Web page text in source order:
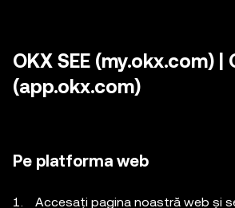
OKX SEE (my.okx.com) |
(app.okx.com)
Pe platforma web
Accesați pagina noastră web și